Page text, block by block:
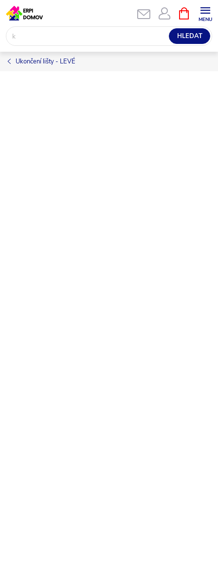
Přejít
na
obsah
HLEDAT
NÁKUPNÍ
KOŠÍK
Ukončení lišty - LEVÉ